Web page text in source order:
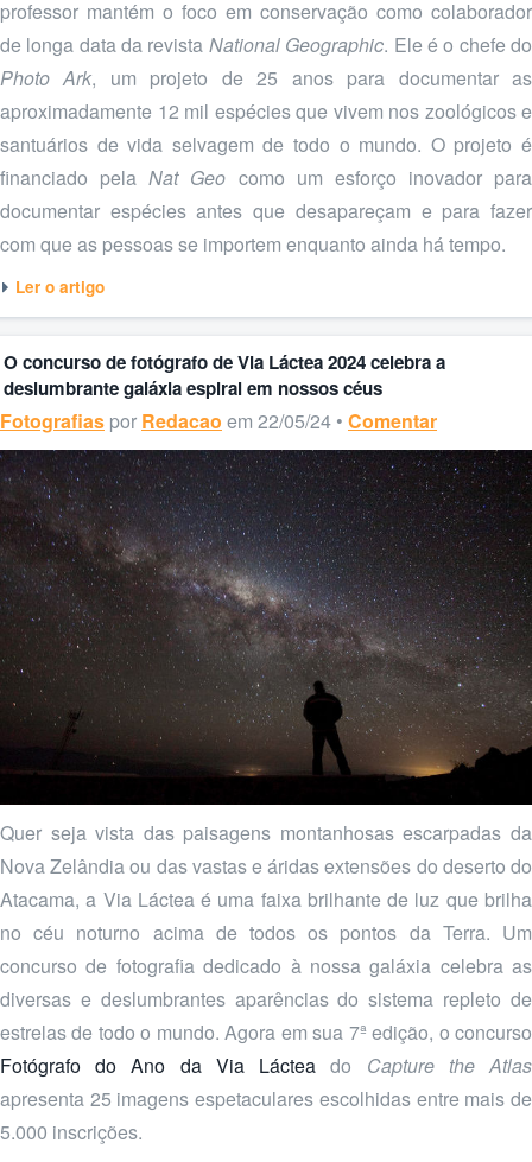
professor mantém o foco em conservação como colaborador
de longa data da revista National Geographic. Ele é o chefe do
Photo Ark, um projeto de 25 anos para documentar as
aproximadamente 12 mil espécies que vivem nos zoológicos e
santuários de vida selvagem de todo o mundo. O projeto é
financiado pelaNat Geo como um esforço inovador para
documentar espécies antes que desapareçam e para fazer
com que as pessoas se importem enquanto ainda há tempo.
Ler o artigo
O concurso de fotógrafo de Via Láctea 2024 celebra a
deslumbrante galáxia espiral em nossos céus
Fotografias por Redacao em 22/05/24 • Comentar
Quer seja vista das paisagens montanhosas escarpadas da
Nova Zelândia ou das vastas e áridas extensões do deserto do
Atacama, a Via Láctea é uma faixa brilhante de luz que brilha
no céu noturno acima de todos os pontos da Terra. Um
concurso de fotografia dedicado à nossa galáxia celebra as
diversas e deslumbrantes aparências do sistema repleto de
estrelas de todo o mundo. Agora em sua 7ª edição, o concurso
Fotógrafo do Ano da Via Láctea do Capture the Atlas
apresenta 25 imagens espetaculares escolhidas entre mais de
5.000 inscrições.